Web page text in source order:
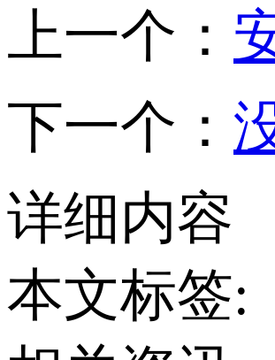
上一个：
下一个：
详细内容
本文标签: